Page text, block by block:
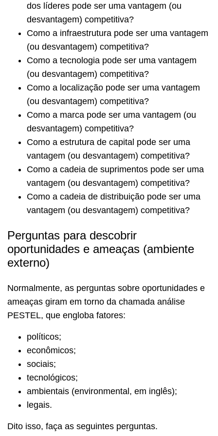
dos líderes pode ser uma vantagem (ou
desvantagem) competitiva?
Como a infraestrutura pode ser uma vantagem
(ou desvantagem) competitiva?
Como a tecnologia pode ser uma vantagem
(ou desvantagem) competitiva?
Como a localização pode ser uma vantagem
(ou desvantagem) competitiva?
Como a marca pode ser uma vantagem (ou
desvantagem) competitiva?
Como a estrutura de capital pode ser uma
vantagem (ou desvantagem) competitiva?
Como a cadeia de suprimentos pode ser uma
vantagem (ou desvantagem) competitiva?
Como a cadeia de distribuição pode ser uma
vantagem (ou desvantagem) competitiva?
Perguntas para descobrir
oportunidades e ameaças (ambiente
externo)
Normalmente, as perguntas sobre oportunidades e
ameaças giram em torno da chamada análise
PESTEL, que engloba fatores:
políticos;
econômicos;
sociais;
tecnológicos;
ambientais (environmental, em inglês);
legais.
Dito isso, faça as seguintes perguntas.